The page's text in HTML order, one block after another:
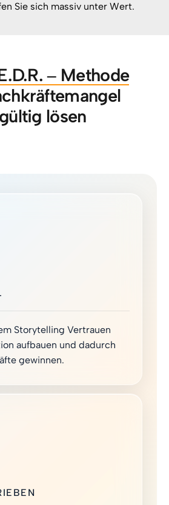
Sie sich massiv unter Wert.
‒ Methode
lösen
Storytelling Vertrauen
aufbauen und dadurch
gewinnen.